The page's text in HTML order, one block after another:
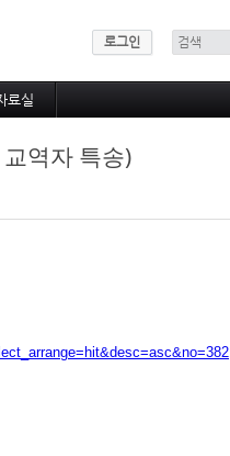
로그인
료실
역자 특송)